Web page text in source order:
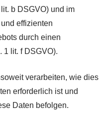
b DSGVO) und im
effizienten
durch einen
1 lit. f DSGVO).
verarbeiten, wie dies
erforderlich ist und
Daten befolgen.